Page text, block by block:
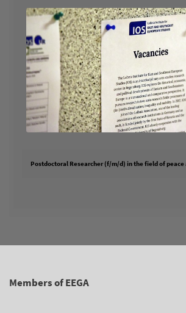
Postdoctoral Researcher (f/m/d) in the field of
Members of EEGA